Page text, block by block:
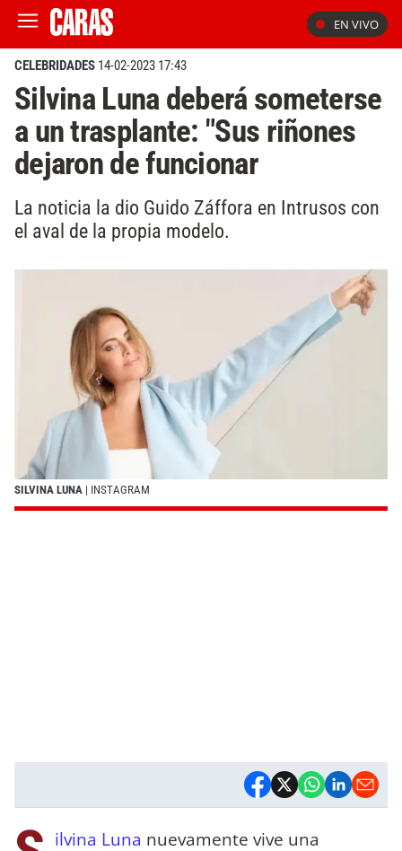
EN VIVO
CELEBRIDADES 14-02-2023 17:43
Silvina Luna deberá someterse
a un trasplante: "Sus riñones
dejaron de funcionar
La noticia la dio Guido Záffora en Intrusos con
el aval de la propia modelo.
SILVINA LUNA | INSTAGRAM
ilvina Luna nuevamente vive una